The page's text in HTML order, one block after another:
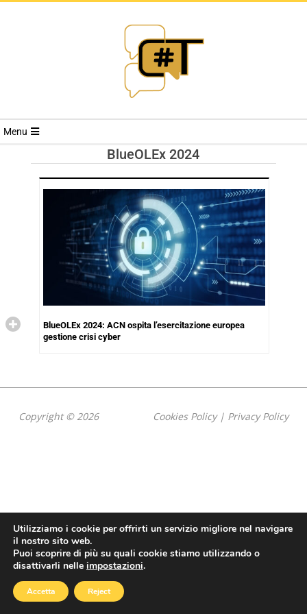
RIVISTA
TRENDS
Menu
BlueOLEx 2024
BlueOLEx 2024: ACN ospita l’esercitazione europea
gestione crisi cyber
Copyright © 2026 Cookies Policy| Privacy Policy
Utilizziamo i cookie per offrirti un servizio migliore nel navigare
il nostro sito web.
Puoi scoprire di più su quali cookie stiamo utilizzando o
disattivarli nelle impostazioni.
Accetta Reject